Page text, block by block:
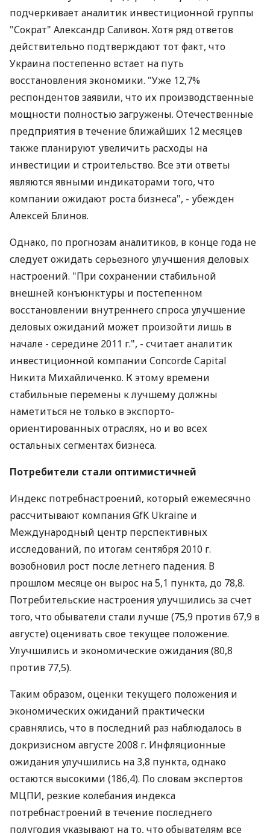
подчеркивает аналитик инвестиционной группы
"Сократ" Александр Саливон. Хотя ряд ответов
действительно подтверждают тот факт, что
Украина постепенно встает на путь
восстановления экономики. "Уже 12,7%
респондентов заявили, что их производственные
мощности полностью загружены. Отечественные
предприятия в течение ближайших 12 месяцев
также планируют увеличить расходы на
инвестиции и строительство. Все эти ответы
являются явными индикаторами того, что
компании ожидают роста бизнеса", - убежден
Алексей Блинов.
Однако, по прогнозам аналитиков, в конце года не
следует ожидать серьезного улучшения деловых
настроений. "При сохранении стабильной
внешней конъюнктуры и постепенном
восстановлении внутреннего спроса улучшение
деловых ожиданий может произойти лишь в
начале - середине 2011 г.", - считает аналитик
инвестиционной компании Concorde Capital
Никита Михайличенко. К этому времени
стабильные перемены к лучшему должны
наметиться не только в экспорто-
ориентированных отраслях, но и во всех
остальных сегментах бизнеса.
Потребители стали оптимистичней
Индекс потребнастроений, который ежемесячно
рассчитывают компания GfK Ukraine и
Международный центр перспективных
исследований, по итогам сентября 2010 г.
возобновил рост после летнего падения. В
прошлом месяце он вырос на 5,1 пункта, до 78,8.
Потребительские настроения улучшились за счет
того, что обыватели стали лучше (75,9 против 67,9 в
августе) оценивать свое текущее положение.
Улучшились и экономические ожидания (80,8
против 77,5).
Таким образом, оценки текущего положения и
экономических ожиданий практически
сравнялись, что в последний раз наблюдалось в
докризисном августе 2008 г. Инфляционные
ожидания улучшились на 3,8 пункта, однако
остаются высокими (186,4). По словам экспертов
МЦПИ, резкие колебания индекса
потребнастроений в течение последнего
полугодия указывают на то, что обывателям все